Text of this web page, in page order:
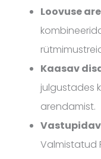
Loovuse
Kaasav
julgustades
arendamist.
Valmistatud